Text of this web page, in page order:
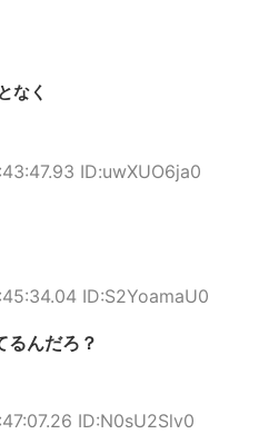
なく
ID:uwXUO6ja0
ID:S2YoamaU0
るんだろ？
ID:N0sU2Slv0